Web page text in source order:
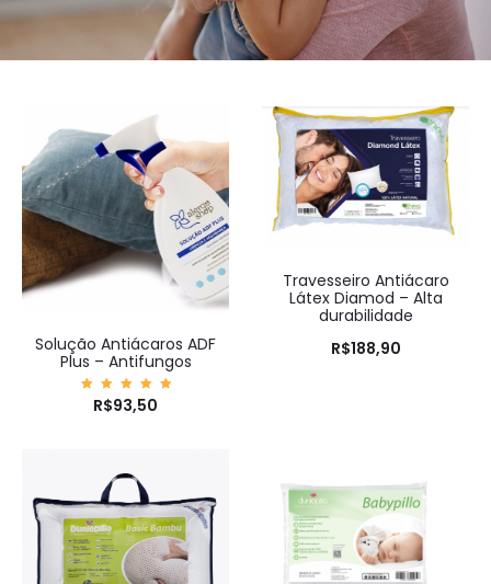
Solução Antiácaros ADF
Plus – Antifungos
Avaliaç
ão
R$93,50
Travesseiro Antiácaro
Látex Diamod – Alta
durabilidade
R$188,90